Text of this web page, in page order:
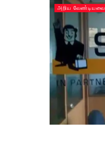
அறிய வேண்டியவை